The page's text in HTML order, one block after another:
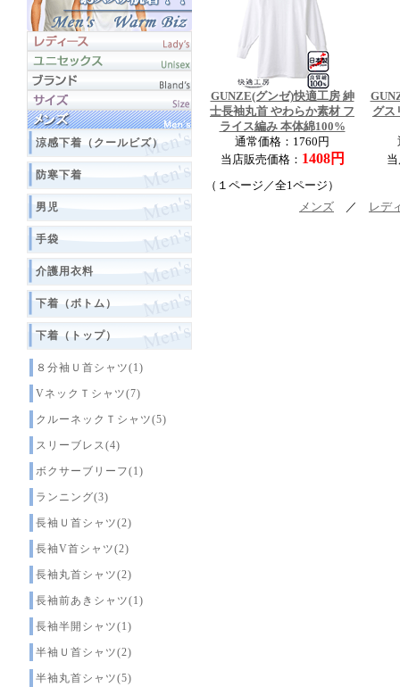
涼感下着（クールビズ）
防寒下着
男児
手袋
介護用衣料
下着（ボトム）
下着（トップ）
８分袖Ｕ首シャツ(1)
VネックＴシャツ(7)
クルーネックＴシャツ(5)
スリーブレス(4)
ボクサーブリーフ(1)
ランニング(3)
長袖Ｕ首シャツ(2)
長袖V首シャツ(2)
長袖丸首シャツ(2)
長袖前あきシャツ(1)
長袖半開シャツ(1)
半袖Ｕ首シャツ(2)
半袖丸首シャツ(5)
GUNZE(グンゼ)快適工房 紳
士長袖丸首 やわらか素材 フ
ライス編み 本体綿100%
通常価格：1760円
当店販売価格： 1408円
グス
（１ページ／全1ページ）
メンズ ／ レデ